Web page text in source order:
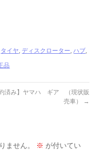
タイヤ ,ディスクローター ,ハブ
品
約済み】ヤマハ ギア （現状販
売車）
→
ません。 ※ が付いてい